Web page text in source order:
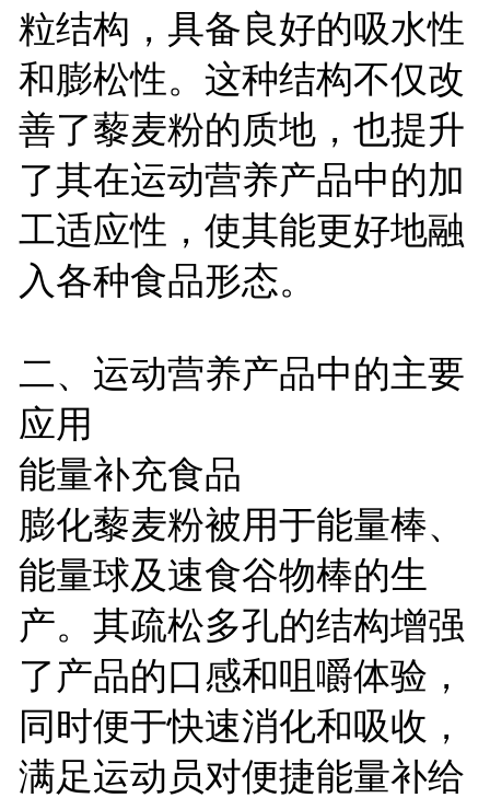
粒结构，具备良好的吸水性
和膨松性。这种结构不仅改
善了藜麦粉的质地，也提升
了其在运动营养产品中的加
工适应性，使其能更好地融
入各种食品形态。
二、运动营养产品中的主要
应用
能量补充食品
膨化藜麦粉被用于能量棒、
能量球及速食谷物棒的生
产。其疏松多孔的结构增强
了产品的口感和咀嚼体验，
同时便于快速消化和吸收，
满足运动员对便捷能量补给